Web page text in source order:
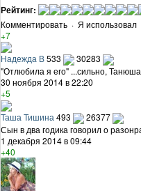
Рейтинг:
Комментировать · Я использовал
+7
Надежда В533
30283
"Отлюбила я его" ...сильно, Танюша
30 ноября 2014 в 22:20
+5
Таша Тишина 493
26377
Сын в два годика говорил о
1 декабря 2014 в 09:44
+40